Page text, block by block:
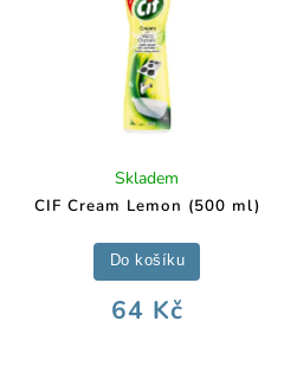
CIF Cream Lemon (500 ml)
Skladem
64 Kč
Do košíku